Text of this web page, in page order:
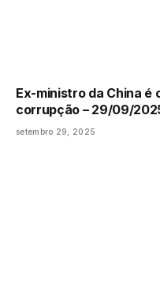
Ex-ministro da China é
corrupção – 29/09/
setembro 29, 2025